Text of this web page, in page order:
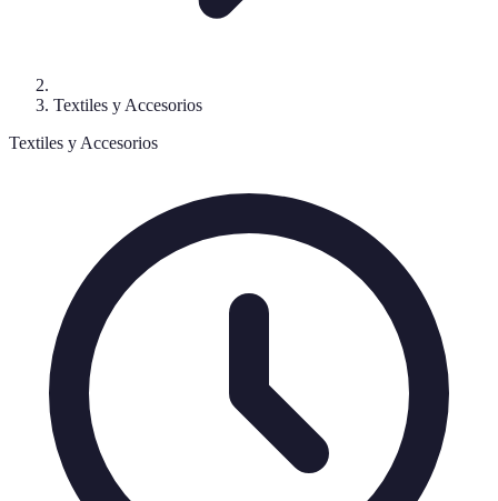
Textiles y Accesorios
Textiles y Accesorios